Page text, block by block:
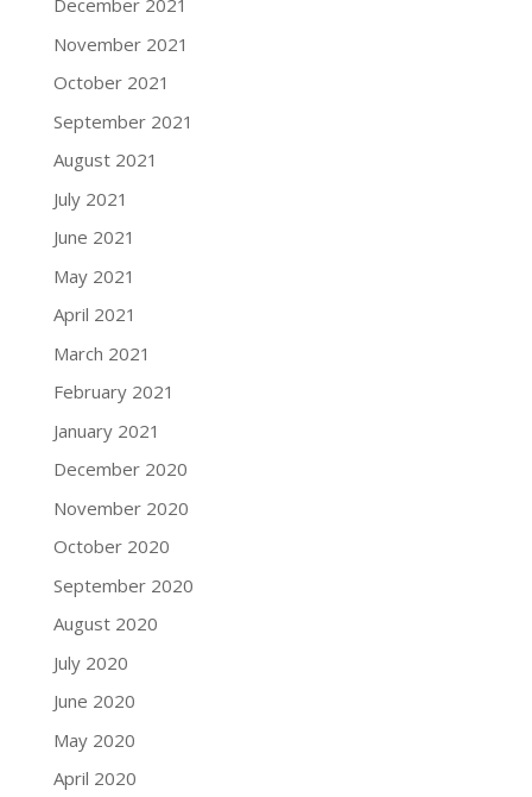
December 2021
November 2021
October 2021
September 2021
August 2021
July 2021
June 2021
May 2021
April 2021
March 2021
February 2021
January 2021
December 2020
November 2020
October 2020
September 2020
August 2020
July 2020
June 2020
May 2020
April 2020